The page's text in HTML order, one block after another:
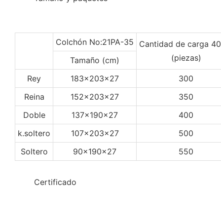
Colchón No:21PA-35
Cantidad de carga
(piezas)
Tamaño (cm)
Rey
183x203x27
300
Reina
152x203x27
350
Doble
137x190x27
400
k.soltero
107x203x27
500
Soltero
90x190x27 550
Certificado